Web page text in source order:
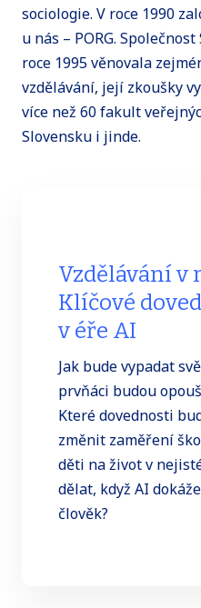
sociologie. V roce 1990
u nás – PORG.
roce 1995 věnovala
vzdělávání, její zkoušky
více než 60 fakult
Slovensku i jinde.
Vzdělávání v
Klíčové
v éře AI
Jak bude vypadat
prvňáci budou
Které dovednosti
změnit zaměření
děti na život v
dělat, když AI
člověk?